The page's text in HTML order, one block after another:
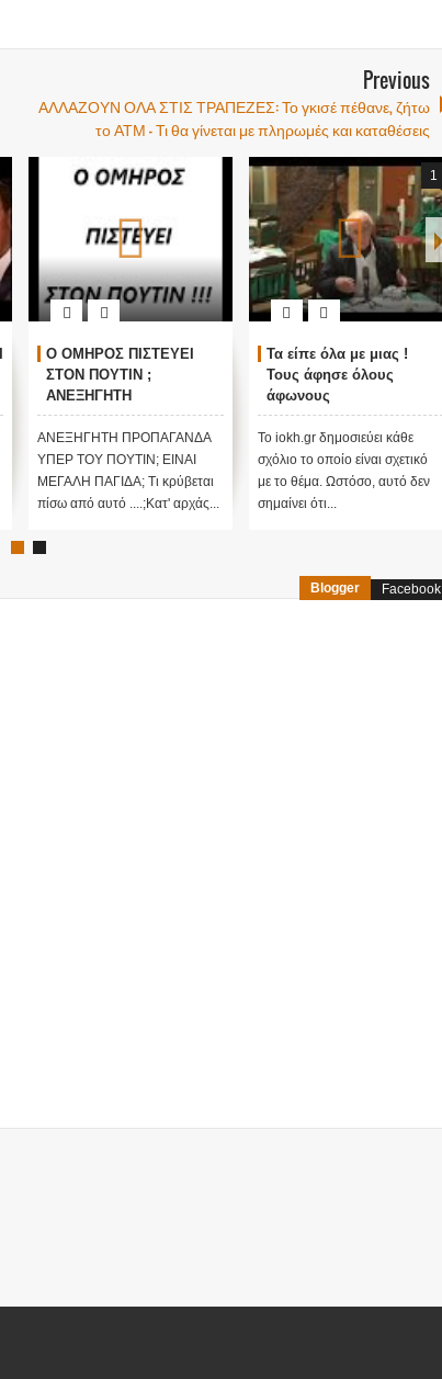
Previous
ΑΛΛΑΖΟΥΝ ΟΛΑ ΣΤΙΣ ΤΡΑΠΕΖΕΣ: Το γκισέ πέθανε, ζήτω
το ΑΤΜ – Τι θα γίνεται με πληρωμές και καταθέσεις
Ο ΟΜΗΡΟΣ ΠΙΣΤΕΥΕΙ
ΣΤΟΝ ΠΟΥΤΙΝ ;
ΑΝΕΞΗΓΗΤΗ
ΠΡΟΠΑΓΑΝΔΑ ΥΠΕΡ ΤΟΥ
ΠΟΥΤΙΝ;
ΑΝΕΞΗΓΗΤΗ ΠΡΟΠΑΓΑΝΔΑ
ΥΠΕΡ ΤΟΥ ΠΟΥΤΙΝ; ΕΙΝΑΙ
ΜΕΓΑΛΗ ΠΑΓΙΔΑ; Τι κρύβεται
πίσω από αυτό ....;Κατ' αρχάς...
1
Τα είπε όλα με μιας !
Τους άφησε όλους
άφωνους
Το iokh.gr δημοσιεύει κάθε
σχόλιο το οποίο είναι σχετικό
με το θέμα. Ωστόσο, αυτό δεν
σημαίνει ότι...
Blogger Facebook